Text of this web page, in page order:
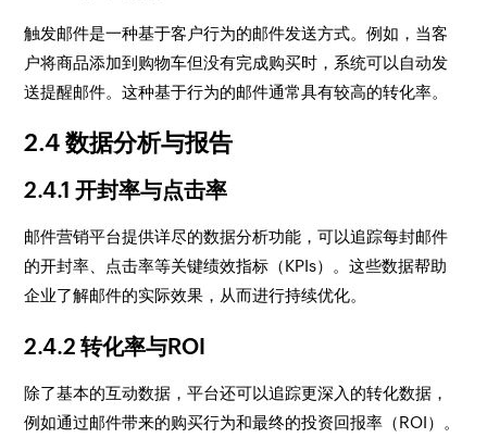
触发邮件是一种基于客户行为的邮件发送方式。例如，当客
户将商品添加到购物车但没有完成购买时，系统可以自动发
送提醒邮件。这种基于行为的邮件通常具有较高的转化率。
2.4 数据分析与报告
2.4.1 开封率与点击率
邮件营销平台提供详尽的数据分析功能，可以追踪每封邮件
的开封率、点击率等关键绩效指标（KPIs）。这些数据帮助
企业了解邮件的实际效果，从而进行持续优化。
2.4.2 转化率与ROI
除了基本的互动数据，平台还可以追踪更深入的转化数据，
例如通过邮件带来的购买行为和最终的投资回报率（ROI）。